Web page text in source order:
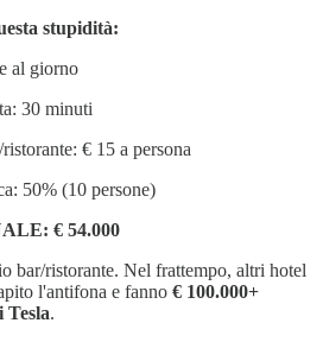
stupidità:
al giorno
30 minuti
€ 15 a persona
50% (10 persone)
€ 54.000
bar/ristorante. Nel frattempo, altri hotel
l'antifona e fanno € 100.000+
Tesla.